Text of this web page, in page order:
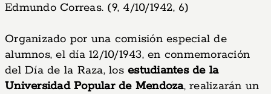
Edmundo Correas. (9, 4/10/1942, 6)
Organizado por una comisión especial de
alumnos, el día 12/10/1943, en conmemoración
del Día de la Raza, los estudiantes de la
Universidad Popular de Mendoza, realizarán un